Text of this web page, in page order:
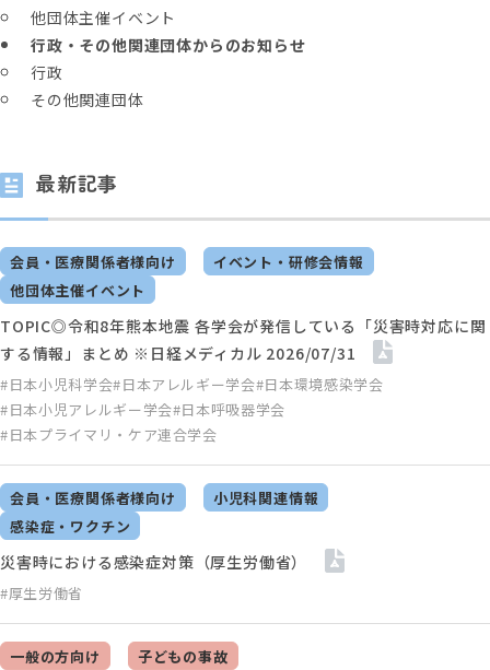
他団体主催イベント
行政・その他関連団体からのお知らせ
行政
その他関連団体
最新記事
会員・医療関係者様向け
イベント・研修会情報
他団体主催イベント
#日本小児科学会#日本アレルギー学会#日本環境感染学会
#日本小児アレルギー学会#日本呼吸器学会
#日本プライマリ・ケア連合学会
TOPIC◎令和8年熊本地震 各学会が発信している「災害時対応に関
する情報」まとめ ※日経メディカル 2026/07/31
会員・医療関係者様向け
小児科関連情報
感染症・ワクチン
#厚生労働省
災害時における感染症対策（厚生労働省）
一般の方向け 子どもの事故